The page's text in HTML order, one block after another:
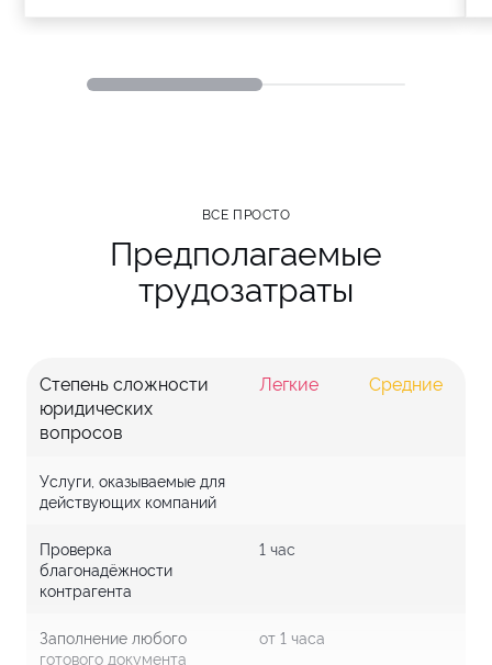
ВСЕ ПРОСТО
Предполагаемые
трудозатраты
Степень сложности
юридических
вопросов
Легкие Средние
Услуги, оказываемые для
действующих компаний
Проверка
благонадёжности
контрагента
1 час
Заполнение любого
готового документа
от 1 часа